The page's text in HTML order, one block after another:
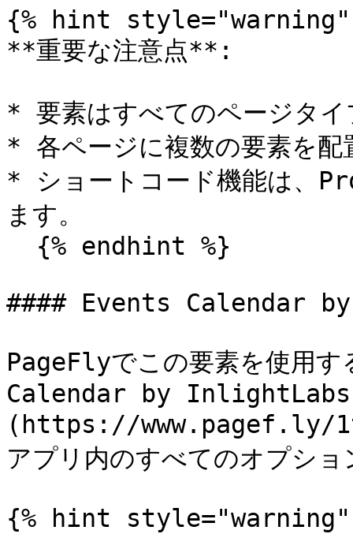
{% hint style="warning"
**重要な注意点**:
* 要素はすべてのページタイ
* 各ページに複数の要素を配
* ショートコード機能は、
ます。
#### Events Calendar
PageFlyでこの要素を使用
Calendar by
(https://www.pagef.ly/
アプリ内のすべてのオプシ
{% hint style="warning"